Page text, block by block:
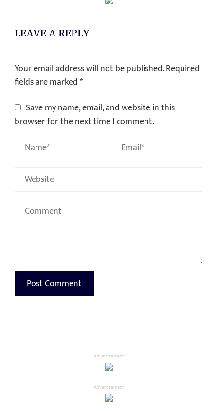
LEAVE A REPLY
Your email address will not be published.Required
fields are marked*
Save my name, email, and website in this
browser for the next time I comment.
Advertisement
Advertisement